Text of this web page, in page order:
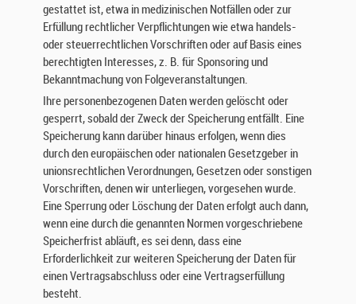
gestattet ist, etwa in medizinischen Notfällen oder zur
Erfüllung rechtlicher Verpflichtungen wie etwa handels-
oder steuerrechtlichen Vorschriften oder auf Basis eines
berechtigten Interesses, z. B. für Sponsoring und
Bekanntmachung von Folgeveranstaltungen.
Ihre personenbezogenen Daten werden gelöscht oder
gesperrt, sobald der Zweck der Speicherung entfällt. Eine
Speicherung kann darüber hinaus erfolgen, wenn dies
durch den europäischen oder nationalen Gesetzgeber in
unionsrechtlichen Verordnungen, Gesetzen oder sonstigen
Vorschriften, denen wir unterliegen, vorgesehen wurde.
Eine Sperrung oder Löschung der Daten erfolgt auch dann,
wenn eine durch die genannten Normen vorgeschriebene
Speicherfrist abläuft, es sei denn, dass eine
Erforderlichkeit zur weiteren Speicherung der Daten für
einen Vertragsabschluss oder eine Vertragserfüllung
besteht.
t
z
t
.
N
c
h
f
o
l
g
e
n
d
f
i
n